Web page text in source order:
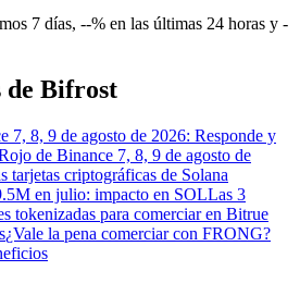
7 días, --% en las últimas 24 horas y -
de Bifrost
7, 8, 9 de agosto de 2026: Responde y
de Binance 7, 8, 9 de agosto de
tarjetas criptográficas de Solana
en julio: impacto en SOLLas 3
tokenizadas para comerciar en Bitrue
¿Vale la pena comerciar con FRONG?